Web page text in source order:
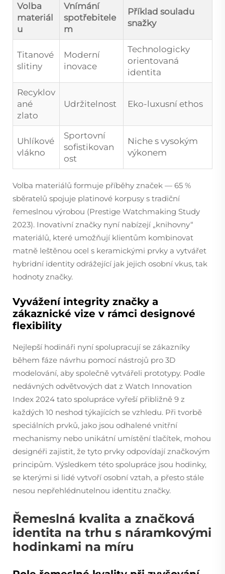
Volba
materiál
u
Vnímání
spotřebitele
m
Příklad souladu
snažky
Titanové
slitiny
Moderní
inovace
Technologicky
orientovaná
identita
Recyklov
ané
zlato
Udržitelnost Eko-luxusní ethos
Uhlíkové
vlákno
Sportovní
sofistikovan
ost
Niche s vysokým
výkonem
Volba materiálů formuje příběhy značek — 65 %
sběratelů spojuje platinové korpusy s tradiční
řemeslnou výrobou (Prestige Watchmaking Study
2023). Inovativní značky nyní nabízejí „knihovny“
materiálů, které umožňují klientům kombinovat
matně leštěnou ocel s keramickými prvky a vytvářet
hybridní identity odrážející jak jejich osobní vkus, tak
hodnoty značky.
Vyvážení integrity značky a
zákaznické vize v rámci designové
flexibility
Nejlepší hodináři nyní spolupracují se zákazníky
během fáze návrhu pomocí nástrojů pro 3D
modelování, aby společně vytvářeli prototypy. Podle
nedávných odvětvových dat z Watch Innovation
Index 2024 tato spolupráce vyřeší přibližně 9 z
každých 10 neshod týkajících se vzhledu. Při tvorbě
speciálních prvků, jako jsou odhalené vnitřní
mechanismy nebo unikátní umístění tlačítek, mohou
designéři zajistit, že tyto prvky odpovídají značkovým
principům. Výsledkem této spolupráce jsou hodinky,
se kterými si lidé vytvoří osobní vztah, a přesto stále
nesou nepřehlédnutelnou identitu značky.
Řemeslná kvalita a značková
identita na trhu s náramkovými
hodinkami na míru